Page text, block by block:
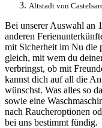
Altstadt von
Bei unserer Auswahl an
anderen
mit Sicherheit im Nu die
gleich, mit wem du
verbringst, ob mit
kannst dich auf all die
wünschst. Was alles so
sowie eine
nach Raucheroptionen
bei uns bestimmt fündig.